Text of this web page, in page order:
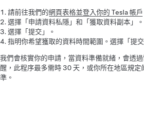
請前往我們的網頁表格並登入你的 Tesla 帳戶
選擇「申請資料私隱」和「獲取資料副本」。
選擇「提交」。
指明你希望獲取的資料時間範圍。選擇「提交
我們會核實你的申請，當資料準備就緒，會透
醒，此程序最多需時 30 天，或你所在地區規定
準。